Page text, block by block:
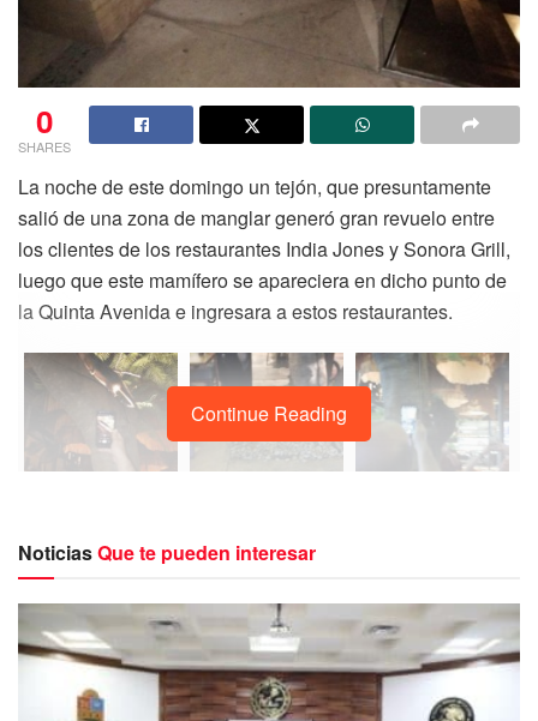
0
SHARES
La noche de este domingo un tejón, que presuntamente
salió de una zona de manglar generó gran revuelo entre
los clientes de los restaurantes India Jones y Sonora Grill,
luego que este mamífero se apareciera en dicho punto de
la Quinta Avenida e ingresara a estos restaurantes.
Continue Reading
NoticiasQue te pueden interesar